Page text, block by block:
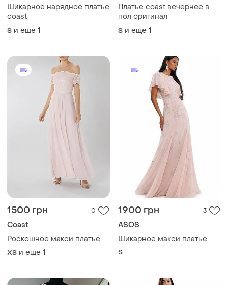
Шикарное нарядное платье
coast
S и еще 1
Платье coast вечернее в
пол оригинал
S и еще 1
1500 грн 0
Coast
Роскошное макси платье
ХS и еще 1
1900 грн 3
ASOS
Шикарное макси платье
S